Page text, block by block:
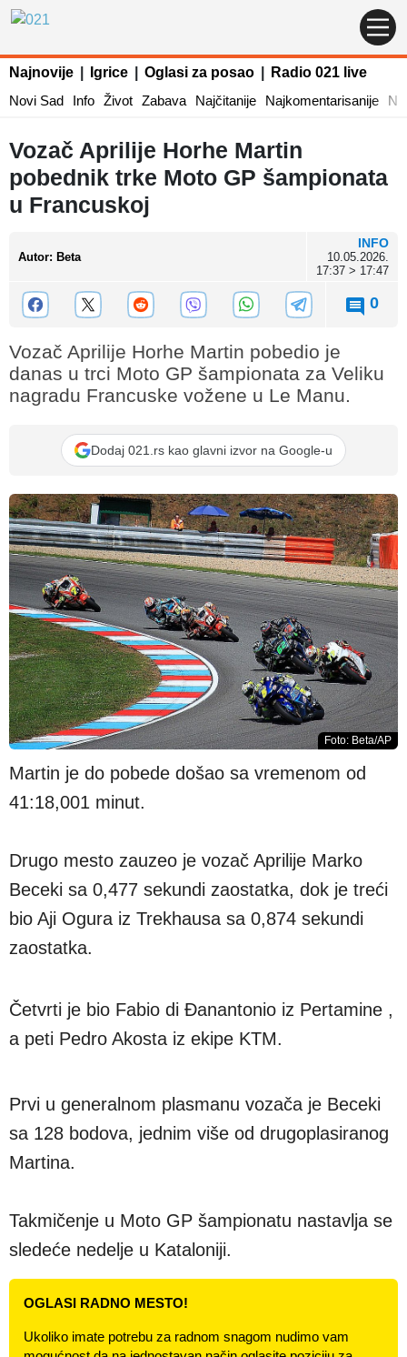
Najnovije Igrice Oglasi za posao
Radio 021 live
Novi Sad
Info Život Zabava Najčitanije Najkomentarisanije
Vozač Aprilije Horhe Martin
pobednik trke Moto GP šampionata
u Francuskoj
Autor: Beta
INFO
10.05.2026.
17:37 > 17:47
0
Vozač Aprilije Horhe Martin pobedio je
danas u trci Moto GP šampionata za Veliku
nagradu Francuske vožene u Le Manu.
Dodaj 021.rs kao glavni izvor na Google-u
Foto: Beta/AP
Martin je do pobede došao sa vremenom od
41:18,001 minut.
Drugo mesto zauzeo je vozač Aprilije Marko
Beceki sa 0,477 sekundi zaostatka, dok je treći
bio Aji Ogura iz Trekhausa sa 0,874 sekundi
zaostatka.
Četvrti je bio Fabio di Đanantonio iz Pertamine ,
a peti Pedro Akosta iz ekipe KTM.
Prvi u generalnom plasmanu vozača je Beceki
sa 128 bodova, jednim više od drugoplasiranog
Martina.
Takmičenje u Moto GP šampionatu nastavlja se
sledeće nedelje u Kataloniji.
OGLASI RADNO MESTO!
Ukoliko imate potrebu za radnom snagom nudimo vam